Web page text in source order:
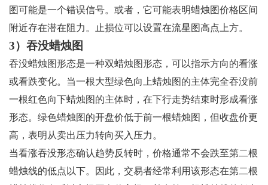
图可能是一个错误信号。或者，它可能表明蜡烛图价格区间
附近存在潜在阻力。止损位可以设置在流星图高点上方。
3）吞没蜡烛图
吞没蜡烛图形态是一种双蜡烛图形态，可以指示方向的看涨
或看跌变化。当一根大型绿色向上蜡烛图的主体完全吞没前
一根红色向下蜡烛图的主体时，在下行走势结束时形成看涨
形态。绿色蜡烛图的开盘价低于前一根蜡烛图，但收盘价更
高，表明从卖出压力转向买入压力。
当看涨吞没形态确认趋势反转时，价格通常不会跌至第二根
蜡烛线的低点以下。因此，交易者经常利用该形态在第二根